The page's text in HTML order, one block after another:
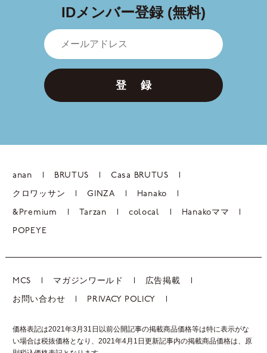
IDメンバー登録 (無料)
登 録
anan BRUTUS Casa BRUTUS
クロワッサン GINZA Hanako
&Premium Tarzan colocal Hanakoママ
POPEYE
MCS マガジンワールド 広告掲載
お問い合わせ PRIVACY POLICY
価格表記は2021年3月31日以前公開記事の掲載商品価格等は特に表示がな
い場合は税抜価格となり、2021年4月1日更新記事内の掲載商品価格は、 原